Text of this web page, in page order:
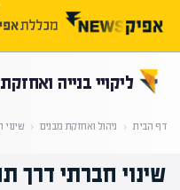
ליקויי בנייה
דף הבית ‹ ניהול ואחזקת מבנים ‹
שינוי חברתי דרך